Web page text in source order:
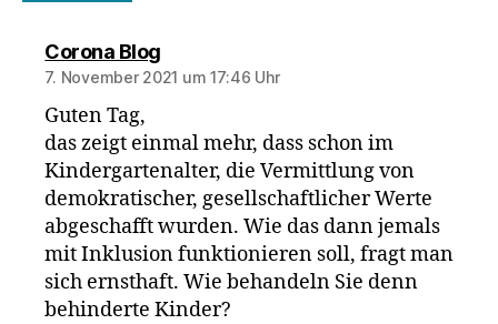
Corona Blogsagt:
7. November 2021 um 17:46 Uhr
Guten Tag,
das zeigt einmal mehr, dass schon im
Kindergartenalter, die Vermittlung von
demokratischer, gesellschaftlicher Werte
abgeschafft wurden. Wie das dann jemals
mit Inklusion funktionieren soll, fragt man
sich ernsthaft. Wie behandeln Sie denn
behinderte Kinder?